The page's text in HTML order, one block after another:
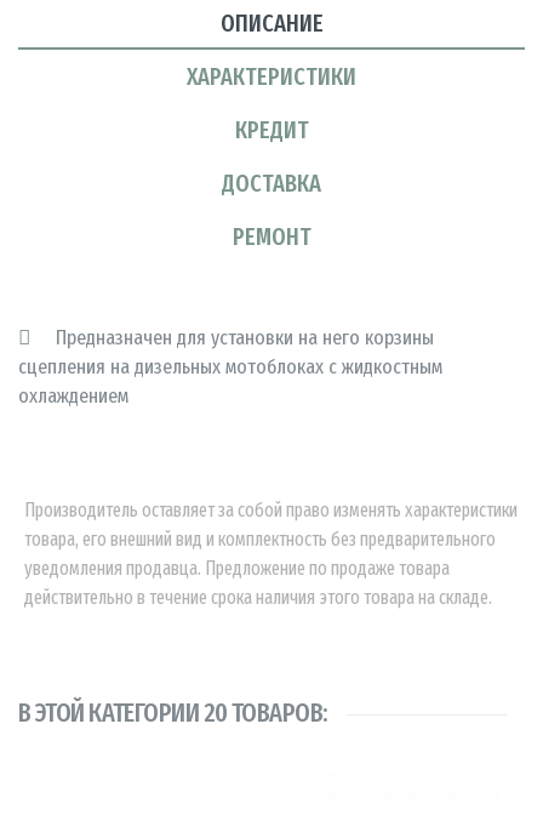
ОПИСАНИЕ
ХАРАКТЕРИСТИКИ
КРЕДИТ
ДОСТАВКА
РЕМОНТ
Предназначен для установки на него корзины
сцепления на дизельных мотоблоках с жидкостным
охлаждением
Производитель оставляет за собой право изменять характеристики
товара, его внешний вид и комплектность без предварительного
уведомления продавца. Предложение по продаже товара
действительно в течение срока наличия этого товара на складе.
В ЭТОЙ КАТЕГОРИИ 20 ТОВАРОВ: